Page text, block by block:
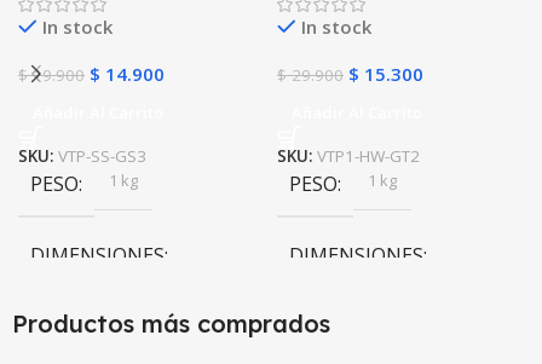
In stock
$19.900 $ 14.900
SKU: VTP-SS-GS3
PESO 1 kg
DIMENSIONES
10 × 10 × 10 cm
In stock
$29.900 $ 15.300
SKU: VTP1-HW-GT2
PESO 1 kg
DIMENSIONES
10 × 10 × 10 cm
Productos más comprados